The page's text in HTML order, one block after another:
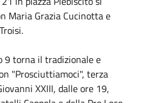
Maria Grazia Cucinotta e
9 torna il tradizionale e
"Prosciuttiamoci", terza
XXIII, dalle ore 19,